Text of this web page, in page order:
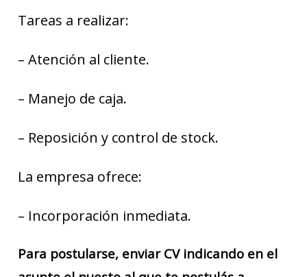
Tareas a realizar:
– Atención al cliente.
– Manejo de caja.
– Reposición y control de stock.
La empresa ofrece:
– Incorporación inmediata.
Para postularse, enviar CV indicando en el